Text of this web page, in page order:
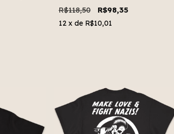
R$118,50 R$98,35
12 x de R$10,01